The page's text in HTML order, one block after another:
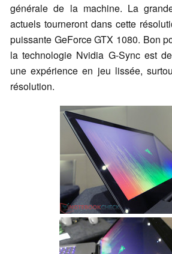
générale de la machine. La
actuels tourneront dans cette
puissante GeForce GTX 1080. Bon
la technologie Nvidia G-Sync est
une expérience en jeu lissée,
résolution.